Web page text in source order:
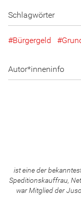
Schlagwörter
Bürgergeld
Autor*inneninfo
ist eine der
Speditionskauffrau,
war Mitglied der